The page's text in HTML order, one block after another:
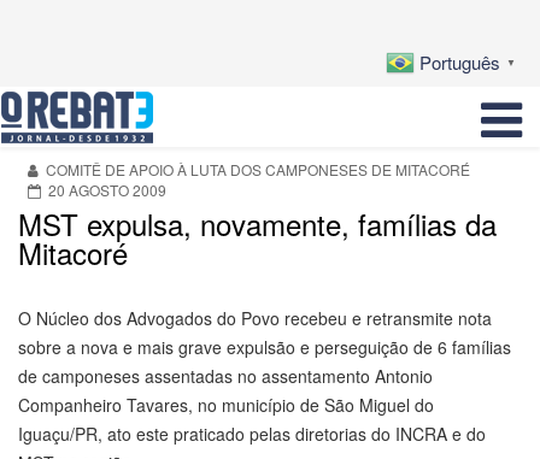
Português ▼
COMITÊ DE APOIO À LUTA DOS CAMPONESES DE MITACORÉ
20 AGOSTO 2009
MST expulsa, novamente, famílias da
Mitacoré
O Núcleo dos Advogados do Povo recebeu e retransmite nota
sobre a nova e mais grave expulsão e perseguição de 6 famílias
de camponeses assentadas no assentamento Antonio
Companheiro Tavares, no município de São Miguel do
Iguaçu/PR, ato este praticado pelas diretorias do INCRA e do